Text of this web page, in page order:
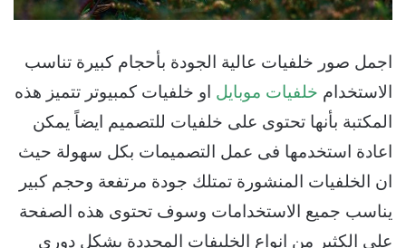
اجمل صور خلفيات عالية الجودة بأحجام كبيرة تناسب
الاستخدام خلفيات موبايل او خلفيات كمبيوتر تتميز هذه
المكتبة بأنها تحتوى على خلفيات للتصميم ايضاً يمكن
اعادة استخدمها فى عمل التصميمات بكل سهولة حيث
ان الخلفيات المنشورة تمتلك جودة مرتفعة وحجم كبير
يناسب جميع الاستخدامات وسوف تحتوى هذه الصفحة
على الكثير من انواع الخليفات المجددة بشكل دوري